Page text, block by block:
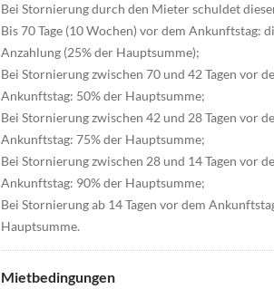
Bei Stornierung durch den Mieter schuldet
Bis 70 Tage (10 Wochen) vor dem Ankunftstag:
Anzahlung (25% der Hauptsumme);
Bei Stornierung zwischen 70 und 42 Tagen vor
Ankunftstag: 50% der Hauptsumme;
Bei Stornierung zwischen 42 und 28 Tagen vor
Ankunftstag: 75% der Hauptsumme;
Bei Stornierung zwischen 28 und 14 Tagen vor
Ankunftstag: 90% der Hauptsumme;
Bei Stornierung ab 14 Tagen vor dem
Hauptsumme.
Mietbedingungen